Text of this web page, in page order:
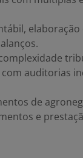
auditorias
de
e